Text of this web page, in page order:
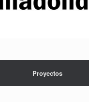
Proyectos